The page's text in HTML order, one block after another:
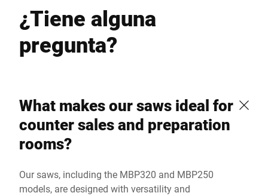
¿Tiene alguna
pregunta?
What makes our saws ideal for
counter sales and preparation
rooms?
Our saws, including the MBP320 and MBP250
models, are designed with versatility and